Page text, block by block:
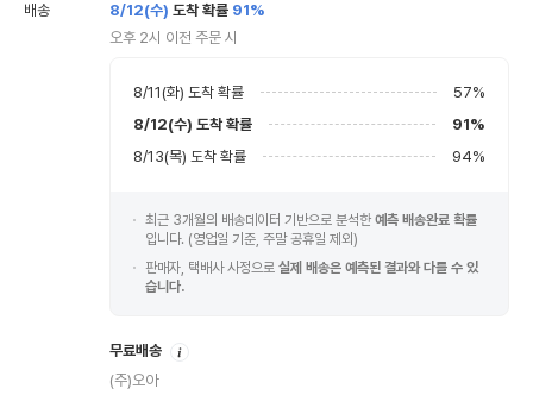
배송 8/12(수) 도착 확률 91%
오후 2시 이전 주문 시
8/11(화) 도착 확률 57%
8/12(수) 도착 확률 91%
8/13(목) 도착 확률 94%
최근 3개월의 배송데이터 기반으로 분석한 예측 배송완료 확률
입니다. (영업일 기준, 주말 공휴일 제외)
판매자, 택배사 사정으로 실제 배송은 예측된 결과와 다를 수 있
습니다.
무료배송
(주)오아